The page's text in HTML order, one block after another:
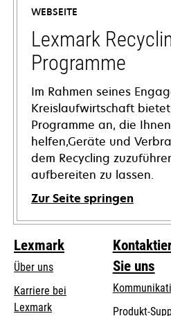
neuen
Registerkarte
geöffnet
WEBSEITE
Lexmark
Programme
Im Rahmen seines
Kreislaufwirtschaft
Programme an, die
helfen,Geräte und
dem Recycling
aufbereiten zu lassen.
Zur Seite springen
Lexmark
Über uns
Karriere bei
Lexmark
Sie uns
wird
Produkt-